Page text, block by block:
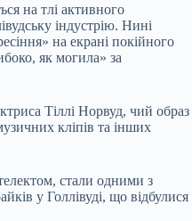
на тлі активного
індустрію. Нині
на екрані покійного
як могила» за
Тіллі Норвуд, чий образ
кліпів та інших
стали одними з
у Голлівуді, що відбулися